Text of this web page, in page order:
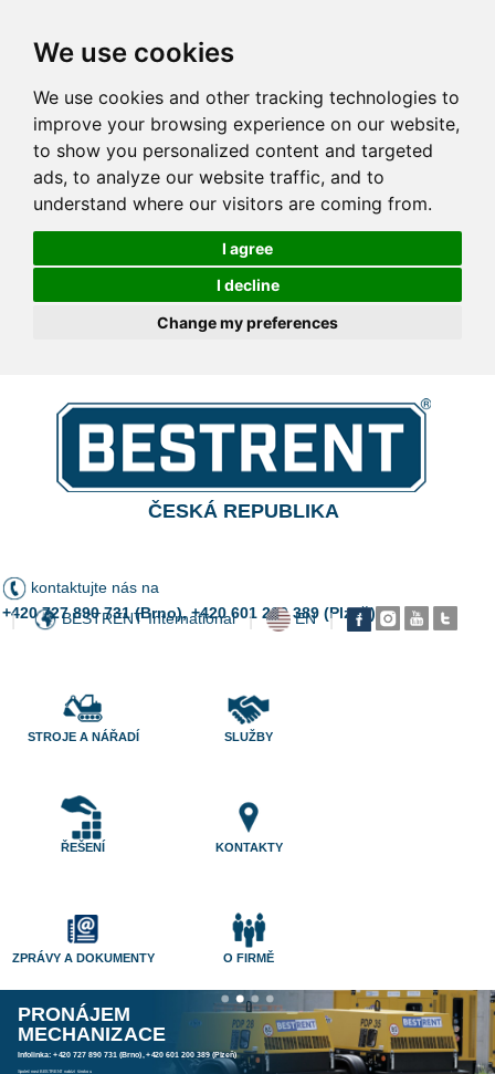
We use cookies
We use cookies and other tracking technologies to
improve your browsing experience on our website,
to show you personalized content and targeted
ads, to analyze our website traffic, and to
understand where our visitors are coming from.
I agree
I decline
Change my preferences
ČESKÁ REPUBLIKA
kontaktujte nás na
+420 727 890 731 (Brno), +420 601 200 389 (Plzeň)
| BESTRENT International | EN |
STROJE A NÁŘADÍ SLUŽBY
ŘEŠENÍ KONTAKTY
ZPRÁVY A DOKUMENTY O FIRMĚ
PRONÁJEM
MECHANIZACE
Infolinka: +420 727 890 731 (Brno), +420 601 200 389 (Plzeň)